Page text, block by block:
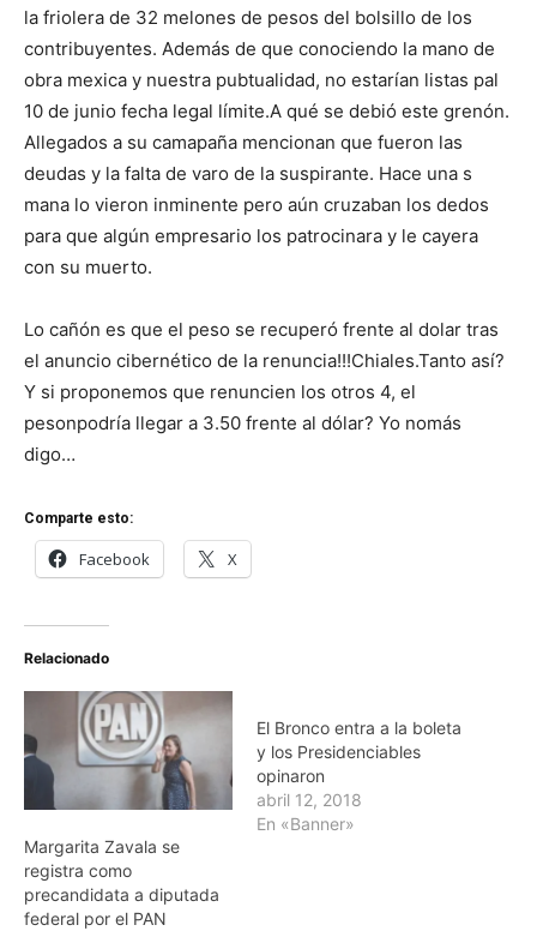
la friolera de 32 melones de pesos del bolsillo de los
contribuyentes. Además de que conociendo la mano de
obra mexica y nuestra pubtualidad, no estarían listas pal
10 de junio fecha legal límite.A qué se debió este grenón.
Allegados a su camapaña mencionan que fueron las
deudas y la falta de varo de la suspirante. Hace una s
mana lo vieron inminente pero aún cruzaban los dedos
para que algún empresario los patrocinara y le cayera
con su muerto.
Lo cañón es que el peso se recuperó frente al dolar tras
el anuncio cibernético de la renuncia!!!Chiales.Tanto así?
Y si proponemos que renuncien los otros 4, el
pesonpodría llegar a 3.50 frente al dólar? Yo nomás
digo…
Comparte esto:
Facebook X
Relacionado
Margarita Zavala se
registra como
precandidata a diputada
federal por el PAN
El Bronco entra a la boleta
y los Presidenciables
opinaron
abril 12, 2018
En «Banner»